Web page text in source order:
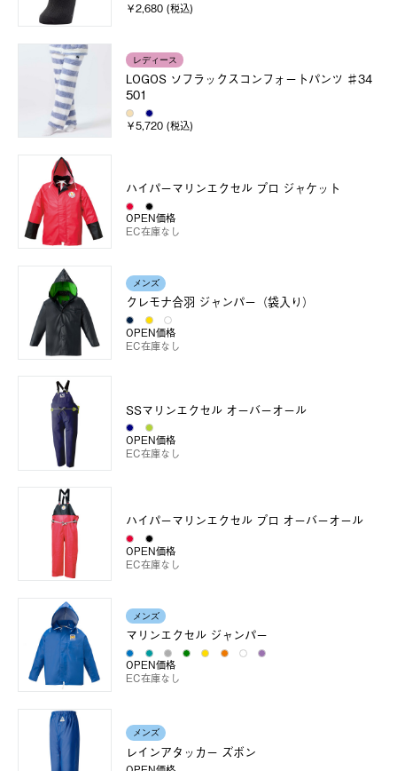
￥2,680 (税込)
レディース
LOGOS ソフラックスコンフォートパンツ ♯34
501
￥5,720 (税込)
ハイパーマリンエクセル プロ ジャケット
OPEN価格
EC在庫なし
メンズ
クレモナ合羽 ジャンパー（袋入り）
OPEN価格
EC在庫なし
SSマリンエクセル オーバーオール
OPEN価格
EC在庫なし
ハイパーマリンエクセル プロ オーバーオール
OPEN価格
EC在庫なし
メンズ
マリンエクセル ジャンパー
OPEN価格
EC在庫なし
メンズ
レインアタッカー ズボン